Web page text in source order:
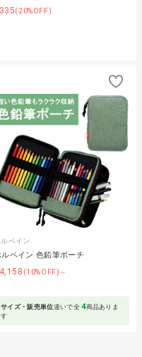
(20%OFF)
ベイン
ルベイン 色鉛筆ポーチ
(10%OFF)～
サイズ・販売単位違いで全4商品ありま
す